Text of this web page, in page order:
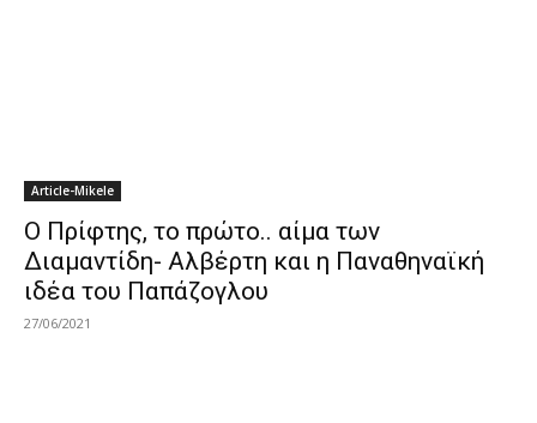
Article-Mikele
Ο Πρίφτης, το πρώτο.. αίμα των
Διαμαντίδη- Αλβέρτη και η Παναθηναϊκή
ιδέα του Παπάζογλου
27/06/2021